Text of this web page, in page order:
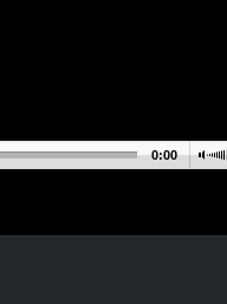
0:00